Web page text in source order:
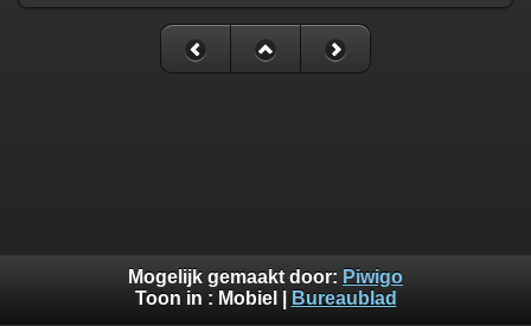
Mogelijk gemaakt door: Piwigo
Toon in : Mobiel Bureaublad